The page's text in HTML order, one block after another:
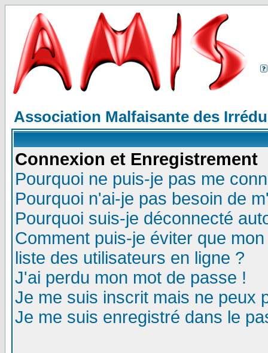
Association Malfaisante des
Connexion et Enregistrement
Pourquoi ne puis-je pas me
Pourquoi n'ai-je pas besoin de
Pourquoi suis-je déconnecté
Comment puis-je éviter que
liste des utilisateurs en ligne ?
J'ai perdu mon mot de passe !
Je me suis inscrit mais ne peux
Je me suis enregistré dans le